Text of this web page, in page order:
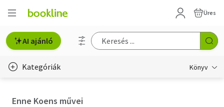
Üres
AI ajánló
Kategóriák Könyv
Enne Koens művei